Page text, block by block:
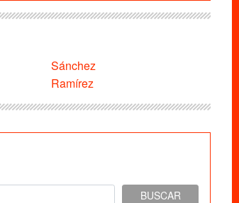
Sánchez
Ramírez
BUSCAR